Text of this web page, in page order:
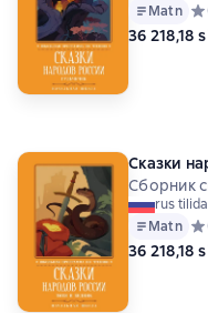
Matn
36 218,18
Сказки
Сборник
rus tilida
Matn
36 218,18